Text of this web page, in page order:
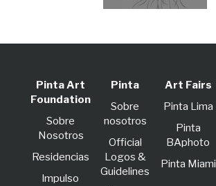
Pinta Art
Foundation
Sobre
Nosotros
Residencias
lmpulso
Pinta
Sobre
nosotros
Official
Logos &
Guidelines
Art Fairs
Pinta Lima
Pinta
BAphoto
Pinta Miami